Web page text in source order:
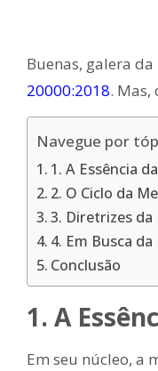
Buenas, galera
20000:2018. Mas,
Navegue por
1. A Essência
2. O Ciclo da
3. Diretrizes da
4. Em Busca da
Conclusão
1. A
Em seu núcleo, a